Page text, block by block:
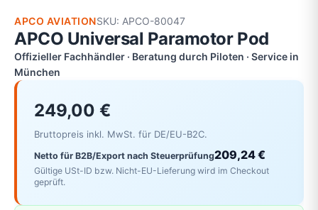
APCO AVIATIONSKU: APCO-80047
APCO Universal Paramotor Pod
Offizieller Fachhändler · Beratung durch Piloten · Service in
München
249,00 €
Bruttopreis inkl. MwSt. für DE/EU-B2C.
Netto für B2B/Export nach Steuerprüfung209,24 €
Gültige USt-ID bzw. Nicht-EU-Lieferung wird im Checkout
geprüft.